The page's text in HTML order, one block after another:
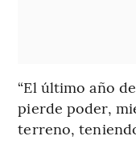
“El último año
pierde poder,
terreno,